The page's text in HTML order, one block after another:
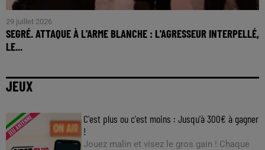
29 juillet 2026
SEGRÉ. ATTAQUE À L'ARME BLANCHE : L'AGRESSEUR INTERPELLÉ,
LE...
JEUX
C'est plus ou c'est moins : Jusqu'à 300€ à gagner
!
Jouez malin et visez le gros gain ! Chaque